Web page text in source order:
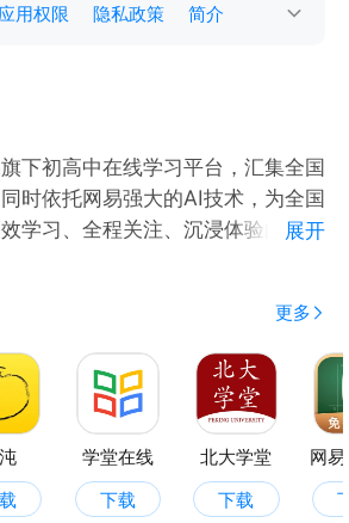
应用权限 隐私政策 简介
下初高中在线学习平台，汇集全国
时依托网易强大的AI技术，为全国
学习、全程关注、沉浸体验的提升
中名师】
学经验，1%面试通过率严控师资
衔授课，理科清北名师率达77%
师胡源、物理清华名师李楠、生物
百万粉丝名师张志浩等全国优秀名
展开
更多
学堂在线
下载
北大学堂
下载
网